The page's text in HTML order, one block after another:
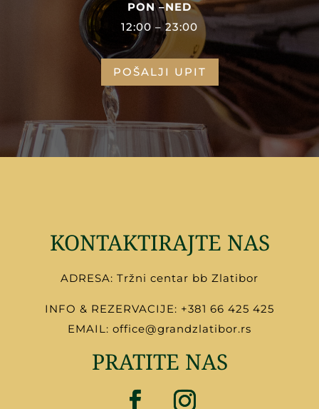
PON –NED
12:00 – 23:00
POŠALJI UPIT
KONTAKTIRAJTE NAS
ADRESA: Tržni centar bb Zlatibor
INFO & REZERVACIJE: +381 66 425 425
EMAIL: office@grandzlatibor.rs
PRATITE NAS